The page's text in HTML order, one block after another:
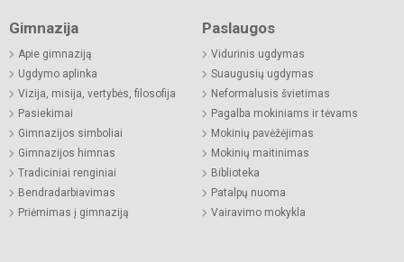
Gimnazija
Apie gimnaziją
Ugdymo aplinka
Vizija, misija, vertybės, filosofija
Pasiekimai
Gimnazijos simboliai
Gimnazijos himnas
Tradiciniai renginiai
Bendradarbiavimas
Priėmimas į gimnaziją
Paslaugos
Vidurinis ugdymas
Suaugusių ugdymas
Neformalusis švietimas
Pagalba mokiniams ir tėvams
Mokinių pavėžėjimas
Mokinių maitinimas
Biblioteka
Patalpų nuoma
Vairavimo mokykla